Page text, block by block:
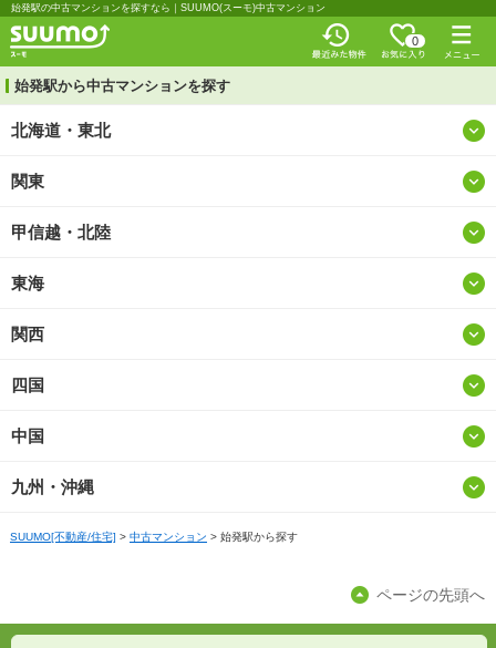
始発駅の中古マンションを探すなら｜SUUMO(スーモ)中古マンション
0
始発駅から中古マンションを探す
北海道・東北
北海道
青森
岩手
宮城
関東
東京
神奈川
埼玉
千葉
甲信越・北陸
山梨
新潟
長野
富山
東海
愛知
岐阜
静岡
三重
関西
大阪
兵庫
京都
四国
徳島
香川
愛媛
中国
鳥取
島根
九州・沖縄
福岡
SUUMO[不動産/住宅] > 中古マンション > 始発駅から探す
ページの先頭へ